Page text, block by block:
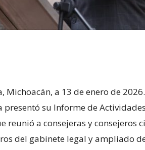
Michoacán, a 13 de enero de
presentó su Informe de
reunió a consejeras y consejeros
del gabinete legal y ampliado